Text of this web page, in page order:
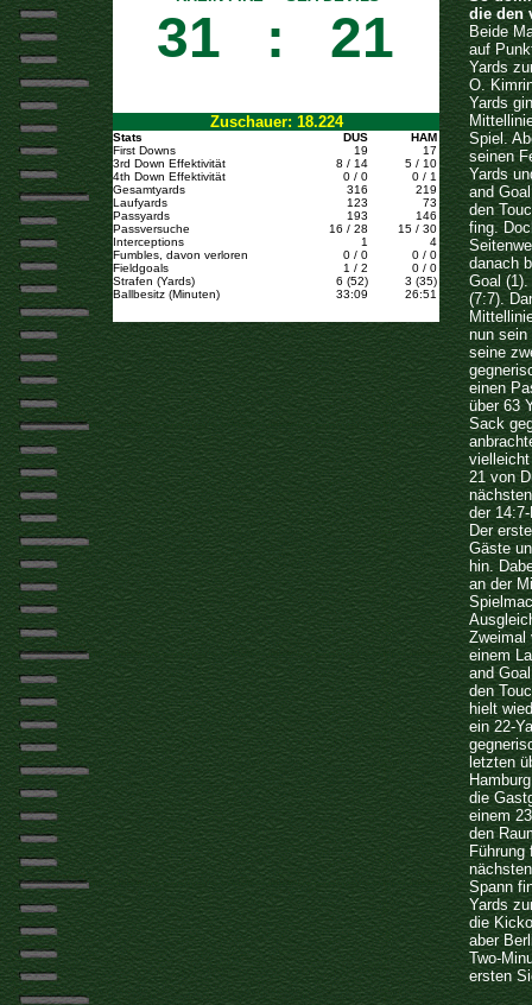
31 : 21
Zuschauer: 18.224
Stats DUS
HAM
First Downs
19
17
3rd Down Effektivität
8 / 14
5 / 10
4th Down Effektivität
0 / 0
0 / 1
Gesamtyards
316
219
Laufyards
123
73
Passyards
193
146
Passversuche
16 / 28
15 / 30
Interceptions
1
4
Fumbles, davon verloren
0 / 0
0 / 0
Fieldgoals
1 / 2
0 / 0
Strafen (Yards)
6 (52)
3 (35)
Ballbesitz (Minuten)
33:09 26:51
die den
Beide
auf
Yards
O.
Yards
Spiel.
seinen
Yards
and
den
fing.
danach
Goal
(7:7).
nun sein
seine
einen
über 63
Sack
21 von
der
Der
Gäste
hin.
an der
Zweimal
einem
and
den
hielt
ein 22-
letzten
die
einem
den
Spann
Yards
die
aber
Two-
ersten